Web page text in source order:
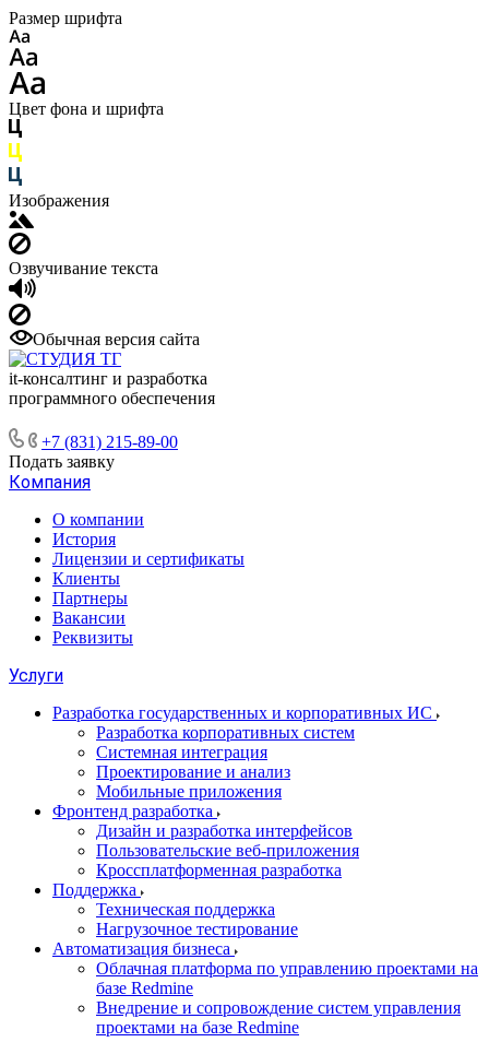
Размер шрифта
Цвет фона и шрифта
Изображения
Озвучивание текста
Обычная версия сайта
it-консалтинг и разработка
программного обеспечения
+7 (831) 215-89-00
Подать заявку
Компания
О компании
История
Лицензии и сертификаты
Клиенты
Партнеры
Вакансии
Реквизиты
Услуги
Разработка государственных и корпоративных ИС
Разработка корпоративных систем
Системная интеграция
Проектирование и анализ
Мобильные приложения
Фронтенд разработка
Дизайн и разработка интерфейсов
Пользовательские веб-приложения
Кроссплатформенная разработка
Поддержка
Техническая поддержка
Нагрузочное тестирование
Автоматизация бизнеса
Облачная платформа по управлению проектами на
базе Redmine
Внедрение и сопровождение систем управления
проектами на базе Redmine